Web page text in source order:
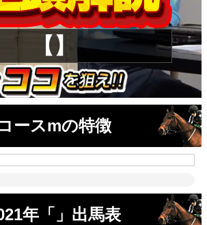
【】
ースmの特徴
年「」出馬表